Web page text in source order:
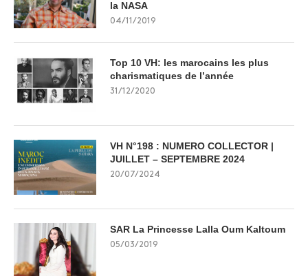
la NASA
04/11/2019
Top 10 VH: les marocains les plus
charismatiques de l’année
31/12/2020
VH N°198 : NUMERO COLLECTOR |
JUILLET – SEPTEMBRE 2024
20/07/2024
SAR La Princesse Lalla Oum Kaltoum
05/03/2019